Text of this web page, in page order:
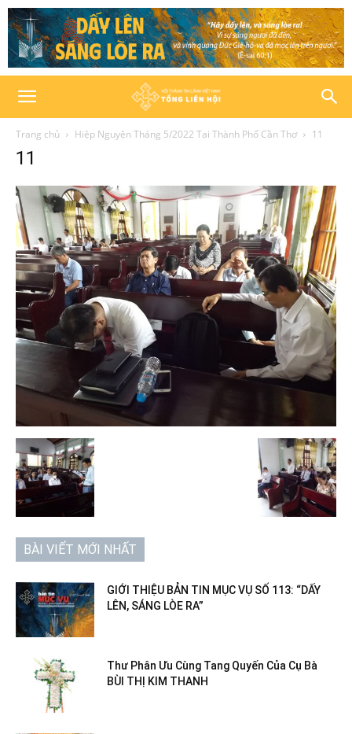
Trang chủ Hiệp Nguyện Tháng 5/2022 Tại Thành Phố Cần Thơ 11
11
BÀI VIẾT MỚI NHẤT
GIỚI THIỆU BẢN TIN MỤC VỤ SỐ 113: “DẤY
LÊN, SÁNG LÒE RA”
Thư Phân Ưu Cùng Tang Quyến Của Cụ Bà
BÙI THỊ KIM THANH